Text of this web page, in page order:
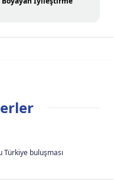
Türkiye buluşması